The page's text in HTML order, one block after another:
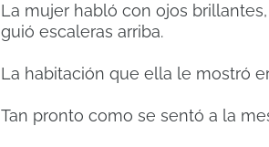
La mujer habló con ojos
guió escaleras arriba.
La habitación que ella le mostró
Tan pronto como se sentó a la